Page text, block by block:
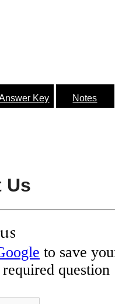
Key Notes
Us